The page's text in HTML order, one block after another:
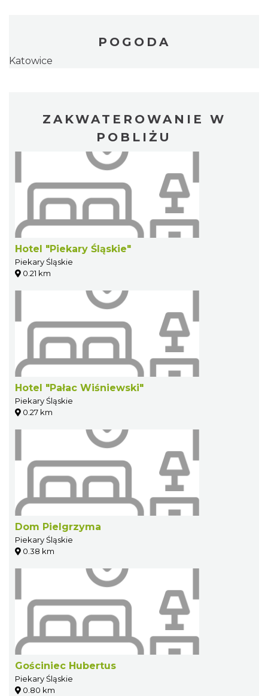
POGODA
Katowice
ZAKWATEROWANIE W
POBLIŻU
Hotel "Piekary Śląskie"
Piekary Śląskie
0.21 km
Hotel "Pałac Wiśniewski"
Piekary Śląskie
0.27 km
Dom Pielgrzyma
Piekary Śląskie
0.38 km
Gościniec Hubertus
Piekary Śląskie
0.80 km